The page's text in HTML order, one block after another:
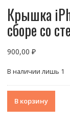
Крышка
сборе со
900,00 ₽
В наличии лишь 1
товара
В корзину